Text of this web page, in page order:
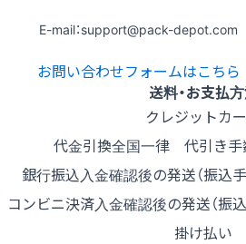
E-mail：support@pack-depot.com
お問い合わせフォームはこちら
送料・お支払
クレジットカ
代金引換全国一律 代引き手
銀行振込入金確認後の発送（振込
コンビニ決済入金確認後の発送（振
掛け払い